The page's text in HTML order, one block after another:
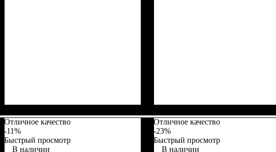
Отличное качество
-11%
Быстрый просмотр
В наличии
Отличное качество
-23%
Быстрый просмотр
В наличии